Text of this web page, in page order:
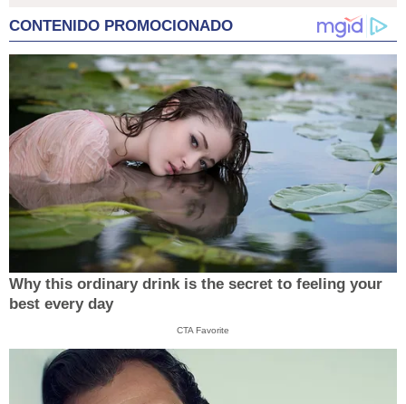
CONTENIDO PROMOCIONADO
Why this ordinary drink is the secret to feeling your
best every day
CTA Favorite